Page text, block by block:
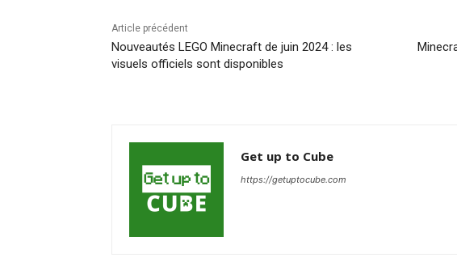
Article précédent
Nouveautés LEGO Minecraft de juin 2024 : les
visuels officiels sont disponibles
Get up to Cube
https://getuptocube.com